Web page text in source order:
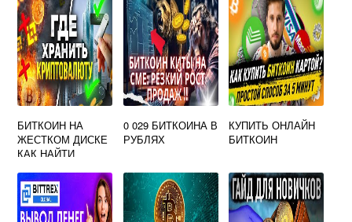
БИТКОИН НА
ЖЕСТКОМ ДИСКЕ
КАК НАЙТИ
0 029 БИТКОИНА В
РУБЛЯХ
КУПИТЬ ОНЛАЙН
БИТКОИН